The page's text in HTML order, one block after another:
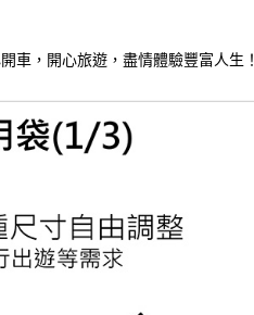
車，開心旅遊，盡情體驗豐富人生！